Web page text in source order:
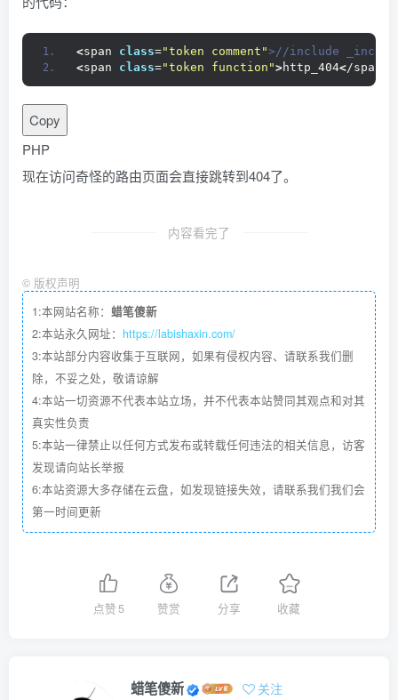
<span class="token comment">//include
<span class="token function">http_404</span
Copy
PHP
现在访问奇怪的路由页面会直接跳转到404了。
内容看完了
© 版权声明
1:本网站名称： 蜡笔傻新
2:本站永久网址： https://labishaxin.com/
3:本站部分内容收集于互联网，如果有侵权内容、请联系我们删
除，不妥之处，敬请谅解
4:本站一切资源不代表本站立场，并不代表本站赞同其观点和对其
真实性负责
5:本站一律禁止以任何方式发布或转载任何违法的相关信息，访客
发现请向站长举报
6:本站资源大多存储在云盘，如发现链接失效，请联系我们我们会
第一时间更新
点赞 5 赞赏 分享 收藏
蜡笔傻新 关注